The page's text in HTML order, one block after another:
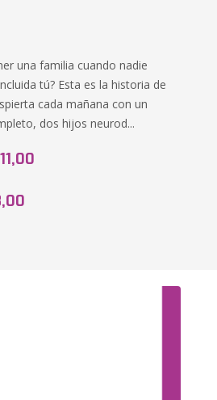
una familia cuando nadie
tú? Esta es la historia de
cada mañana con un
dos hijos neurod...